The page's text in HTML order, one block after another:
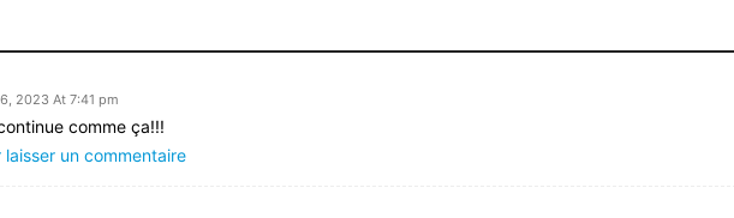
2023 At 7:41 pm
comme ça!!!
un commentaire